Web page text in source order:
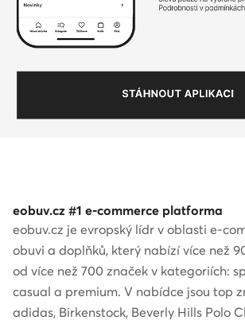
eobuv.cz #1 e-commerce platforma
eobuv.cz je evropský lídr v oblasti e-
obuvi a doplňků, který nabízí více než
od více než 700 značek v kategoriích:
casual a premium. V nabídce jsou top
adidas, Birkenstock, Beverly Hills Polo